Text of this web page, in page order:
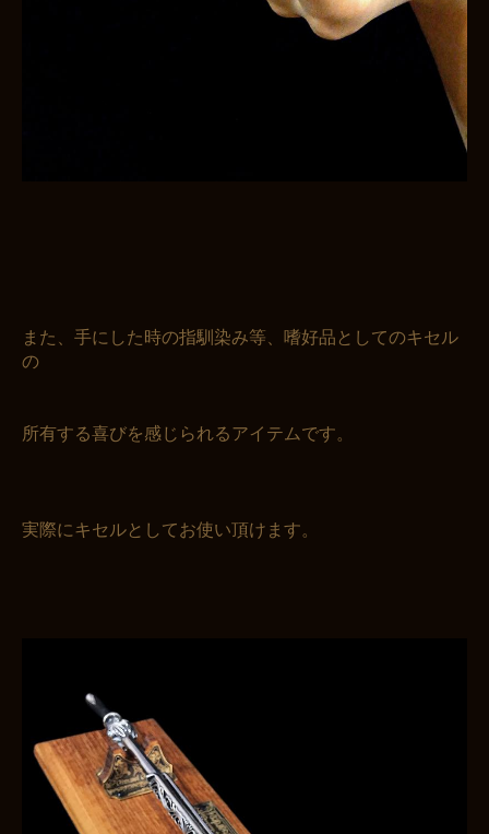
また、手にした時の指馴染み等、嗜好品としてのキセル
の
所有する喜びを感じられるアイテムです。
実際にキセルとしてお使い頂けます。